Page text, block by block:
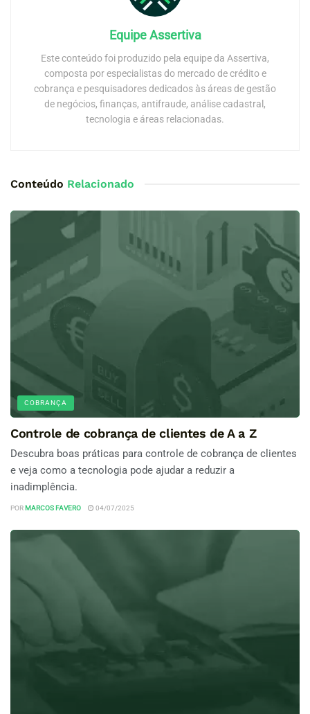
Equipe Assertiva
Este conteúdo foi produzido pela equipe da Assertiva,
composta por especialistas do mercado de crédito e
cobrança e pesquisadores dedicados às áreas de gestão
de negócios, finanças, antifraude, análise cadastral,
tecnologia e áreas relacionadas.
Conteúdo Relacionado
COBRANÇA
Controle de cobrança de clientes de A a Z
Descubra boas práticas para controle de cobrança de clientes
e veja como a tecnologia pode ajudar a reduzir a
inadimplência.
POR MARCOS FAVERO 04/07/2025